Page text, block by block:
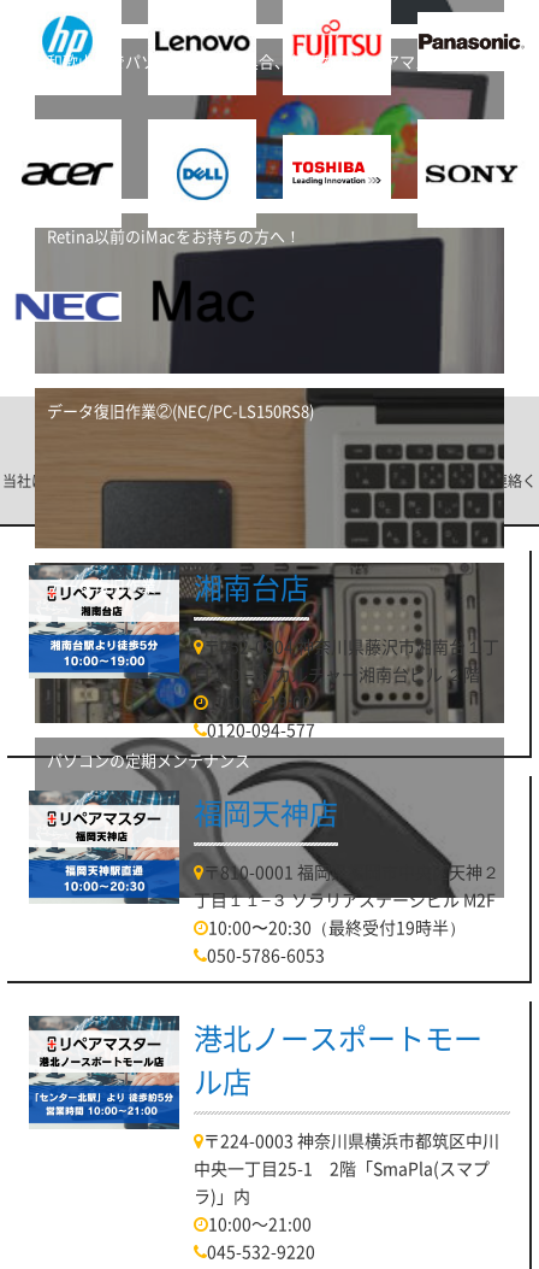
和歌山県でパソコン,PCの不具合、修理ならリペアマスター和
Retina以前のiMacをお持ちの方へ！
データ復旧作業②(NEC/PC-LS150RS8)
データ復旧作業
パソコンの定期メンテナンス
店舗一覧
当社は店頭への持込み以外に、宅配修理も可能です。ご希望の店舗を選びご連絡く
湘南台店
〒252-0804 神奈川県藤沢市湘南台１丁
目１０−６ カルチャー湘南台ビル ２階
10:00〜19:00
0120-094-577
福岡天神店
〒810-0001 福岡県福岡市中央区天神２
丁目１１−３ ソラリアステージビル M2F
10:00〜20:30（最終受付19時半）
050-5786-6053
港北ノースポートモー
ル店
〒224-0003 神奈川県横浜市都筑区中川
中央一丁目25-1 2階「SmaPla(スマプ
ラ)」内
10:00～21:00
045-532-9220